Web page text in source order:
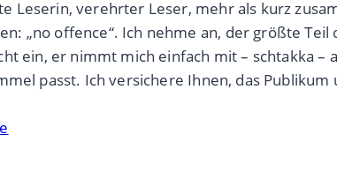
Leserin, verehrter Leser, mehr als kurz
„no offence“. Ich nehme an, der größte
ein, er nimmt mich einfach mit – schtakka
passt. Ich versichere Ihnen, das